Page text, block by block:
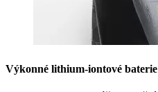
Výkonné lithium-iontové baterie